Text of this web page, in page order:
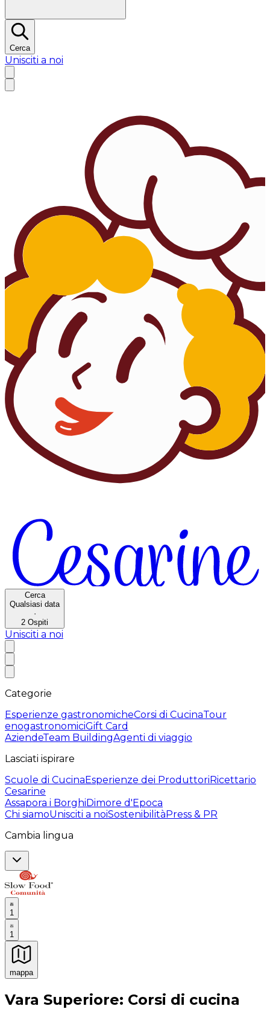
Cerca
Unisciti a noi
Cerca
Qualsiasi data
·
2 Ospiti
Unisciti a noi
Categorie
Esperienze gastronomicheCorsi di CucinaTour
enogastronomiciGift Card
AziendeTeam BuildingAgenti di viaggio
Lasciati ispirare
Scuole di CucinaEsperienze dei ProduttoriRicettario
Cesarine
Assapora i BorghiDimore d'Epoca
Chi siamoUnisciti a noiSostenibilitàPress & PR
Cambia lingua
1
1
mappa
Esperienze culinarie indimenticabili: Esperienze
Vara Superiore: Corsi di cucina